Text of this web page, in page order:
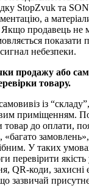
StopZvuk та
а
продавець не
небезпеки.
продажу або
товару.
із
приміщенням.
товар до оплати,
«багато
У таких
перевірити
QR-коди, захисні
зазвичай